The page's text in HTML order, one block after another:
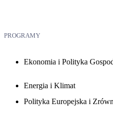
PROGRAMY
Ekonomia i Polityka
Energia i Klimat
Polityka Europejska i